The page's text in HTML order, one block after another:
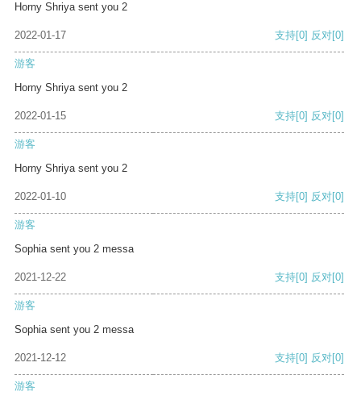
Horny Shriya sent you 2
2022-01-17 支持[0] 反对[0]
游客
Horny Shriya sent you 2
2022-01-15 支持[0] 反对[0]
游客
Horny Shriya sent you 2
2022-01-10 支持[0] 反对[0]
游客
Sophia sent you 2 messa
2021-12-22 支持[0] 反对[0]
游客
Sophia sent you 2 messa
2021-12-12 支持[0] 反对[0]
游客